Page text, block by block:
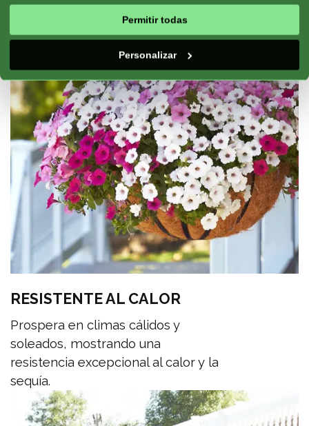
Permitir todas
Personalizar
RESISTENTE AL CALOR
Prospera en climas cálidos y
soleados, mostrando una
resistencia excepcional al calor y la
sequía.